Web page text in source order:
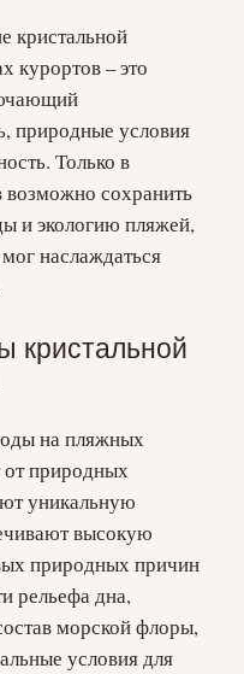
кристальной
курортов – это
природные условия
Только в
возможно сохранить
и экологию пляжей,
наслаждаться
кристальной
на пляжных
от природных
уникальную
высокую
природных причин
рельефа дна,
морской флоры,
условия для